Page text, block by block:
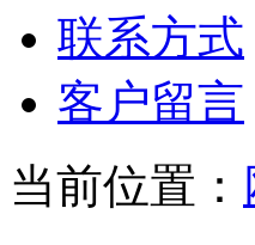
联系方式
客户留言
当前位置：